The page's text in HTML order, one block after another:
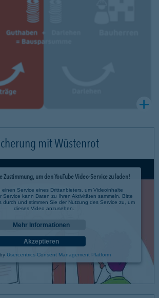
mit Wüstenrot
um den YouTube Video-Service zu laden!
einen Service eines Drittanbieters, um Videoinhalte
Service kann Daten zu Ihren Aktivitäten sammeln. Bitte
durch und stimmen Sie der Nutzung des Service zu, um
dieses Video anzusehen.
Mehr Informationen
Akzeptieren
Usercentrics Consent Management Platform